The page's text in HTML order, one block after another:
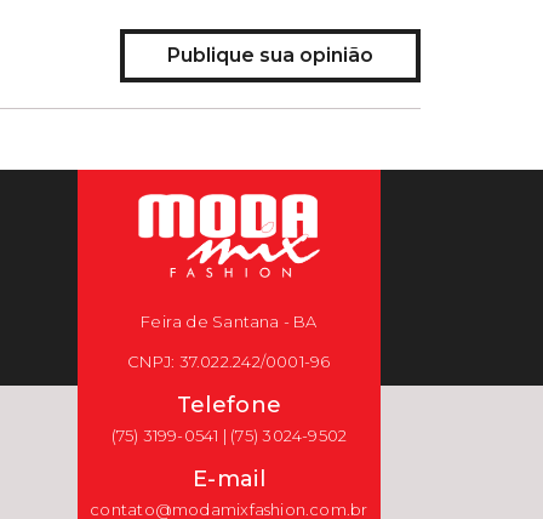
Publique sua opinião
Feira de Santana - BA
CNPJ: 37.022.242/0001-96
Telefone
(75) 3199-0541 | (75) 3024-9502
E-mail
contato@modamixfashion.com.br